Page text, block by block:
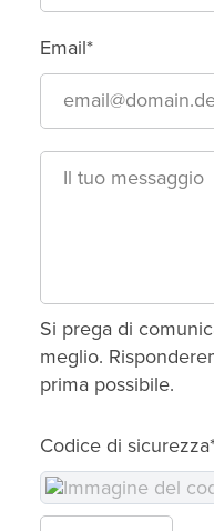
Email*
Si prega di
meglio.
prima possibile.
Codice di